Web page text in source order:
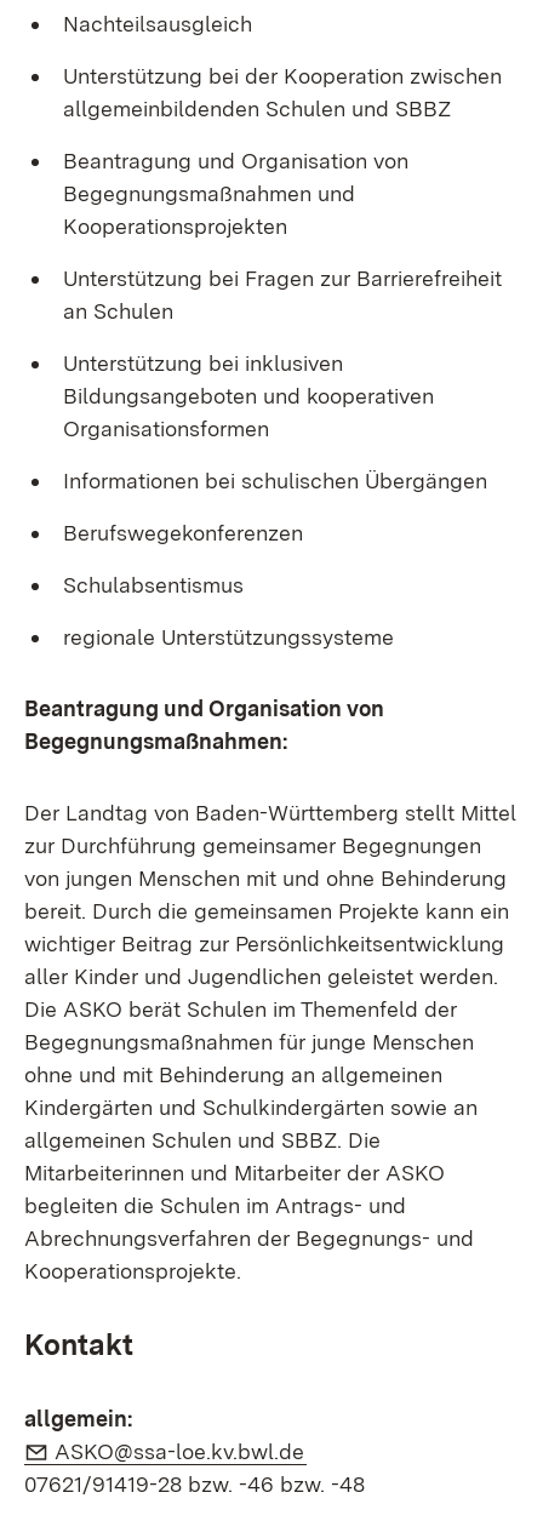
Nachteilsausgleich
Unterstützung bei der Kooperation zwischen
allgemeinbildenden Schulen und SBBZ
Beantragung und Organisation von
Begegnungsmaßnahmen und
Kooperationsprojekten
Unterstützung bei Fragen zur Barrierefreiheit
an Schulen
Unterstützung bei inklusiven
Bildungsangeboten und kooperativen
Organisationsformen
Informationen bei schulischen Übergängen
Berufswegekonferenzen
Schulabsentismus
regionale Unterstützungssysteme
Beantragung und Organisation von
Begegnungsmaßnahmen:
Der Landtag von Baden-Württemberg stellt Mittel
zur Durchführung gemeinsamer Begegnungen
von jungen Menschen mit und ohne Behinderung
bereit. Durch die gemeinsamen Projekte kann ein
wichtiger Beitrag zur Persönlichkeitsentwicklung
aller Kinder und Jugendlichen geleistet werden.
Die ASKO berät Schulen im Themenfeld der
Begegnungsmaßnahmen für junge Menschen
ohne und mit Behinderung an allgemeinen
Kindergärten und Schulkindergärten sowie an
allgemeinen Schulen und SBBZ. Die
Mitarbeiterinnen und Mitarbeiter der ASKO
begleiten die Schulen im Antrags- und
Abrechnungsverfahren der Begegnungs- und
Kooperationsprojekte.
Kontakt
allgemein:
E-Mail:
ASKO@ssa-loe.kv.bwl.de
07621/91419-28 bzw. -46 bzw. -48